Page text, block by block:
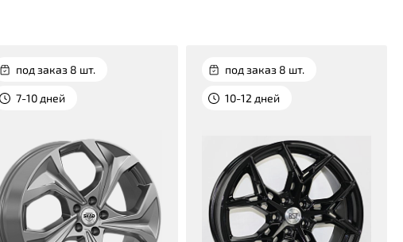
под заказ 8 шт.
7-10 дней
под заказ 8 шт.
10-12 дней